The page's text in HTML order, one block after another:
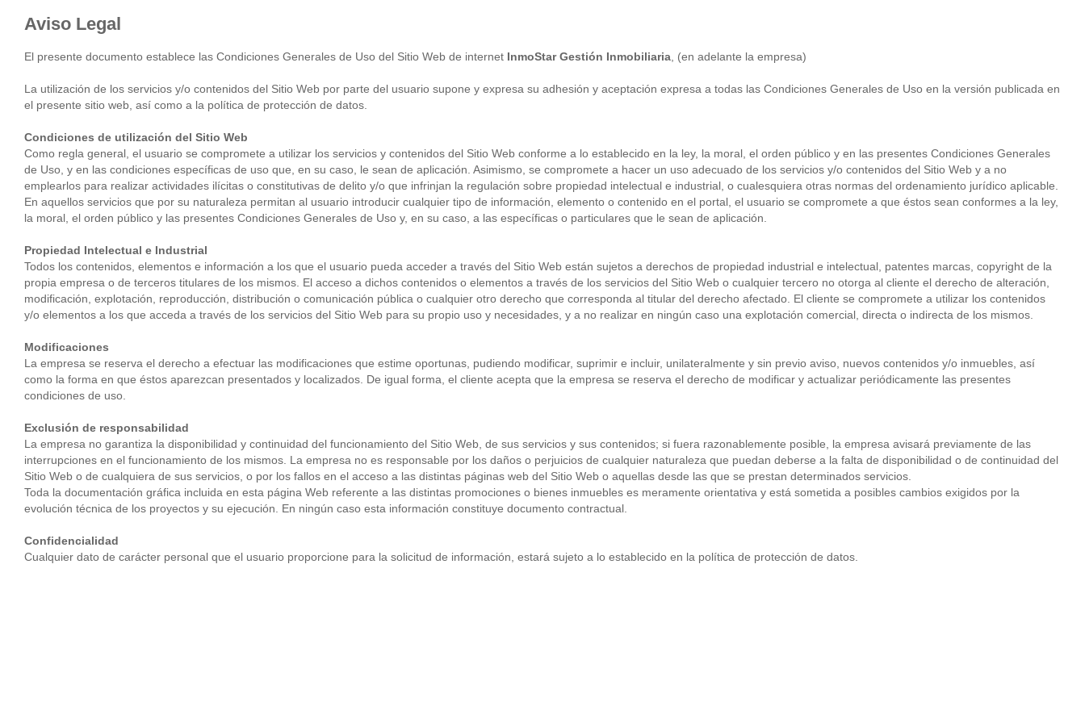
Aviso Legal
El presente documento establece las Condiciones Generales de Uso del Sitio Web de internet InmoStar Gestión Inmobiliaria , (en adelante la empresa)
La utilización de los servicios y/o contenidos del Sitio Web por parte del usuario supone y expresa su adhesión y aceptación expresa a todas las Condiciones Generales de Uso en la versión publicada en
el presente sitio web, así como a la política de protección de datos.
Condiciones de utilización del Sitio Web
Como regla general, el usuario se compromete a utilizar los servicios y contenidos del Sitio Web conforme a lo establecido en la ley, la moral, el orden público y en las presentes Condiciones Generales
de Uso, y en las condiciones específicas de uso que, en su caso, le sean de aplicación. Asimismo, se compromete a hacer un uso adecuado de los servicios y/o contenidos del Sitio Web y a no
emplearlos para realizar actividades ilícitas o constitutivas de delito y/o que infrinjan la regulación sobre propiedad intelectual e industrial, o cualesquiera otras normas del ordenamiento jurídico aplicable.
En aquellos servicios que por su naturaleza permitan al usuario introducir cualquier tipo de información, elemento o contenido en el portal, el usuario se compromete a que éstos sean conformes a la ley,
la moral, el orden público y las presentes Condiciones Generales de Uso y, en su caso, a las específicas o particulares que le sean de aplicación.
Propiedad Intelectual e Industrial
Todos los contenidos, elementos e información a los que el usuario pueda acceder a través del Sitio Web están sujetos a derechos de propiedad industrial e intelectual, patentes marcas, copyright de la
propia empresa o de terceros titulares de los mismos. El acceso a dichos contenidos o elementos a través de los servicios del Sitio Web o cualquier tercero no otorga al cliente el derecho de alteración,
modificación, explotación, reproducción, distribución o comunicación pública o cualquier otro derecho que corresponda al titular del derecho afectado. El cliente se compromete a utilizar los contenidos
y/o elementos a los que acceda a través de los servicios del Sitio Web para su propio uso y necesidades, y a no realizar en ningún caso una explotación comercial, directa o indirecta de los mismos.
Modificaciones
La empresa se reserva el derecho a efectuar las modificaciones que estime oportunas, pudiendo modificar, suprimir e incluir, unilateralmente y sin previo aviso, nuevos contenidos y/o inmuebles, así
como la forma en que éstos aparezcan presentados y localizados. De igual forma, el cliente acepta que la empresa se reserva el derecho de modificar y actualizar periódicamente las presentes
condiciones de uso.
Exclusión de responsabilidad
La empresa no garantiza la disponibilidad y continuidad del funcionamiento del Sitio Web, de sus servicios y sus contenidos; si fuera razonablemente posible, la empresa avisará previamente de las
interrupciones en el funcionamiento de los mismos. La empresa no es responsable por los daños o perjuicios de cualquier naturaleza que puedan deberse a la falta de disponibilidad o de continuidad del
Sitio Web o de cualquiera de sus servicios, o por los fallos en el acceso a las distintas páginas web del Sitio Web o aquellas desde las que se prestan determinados servicios.
Toda la documentación gráfica incluida en esta página Web referente a las distintas promociones o bienes inmuebles es meramente orientativa y está sometida a posibles cambios exigidos por la
evolución técnica de los proyectos y su ejecución. En ningún caso esta información constituye documento contractual.
Confidencialidad
Cualquier dato de carácter personal que el usuario proporcione para la solicitud de información, estará sujeto a lo establecido en la política de protección de datos.